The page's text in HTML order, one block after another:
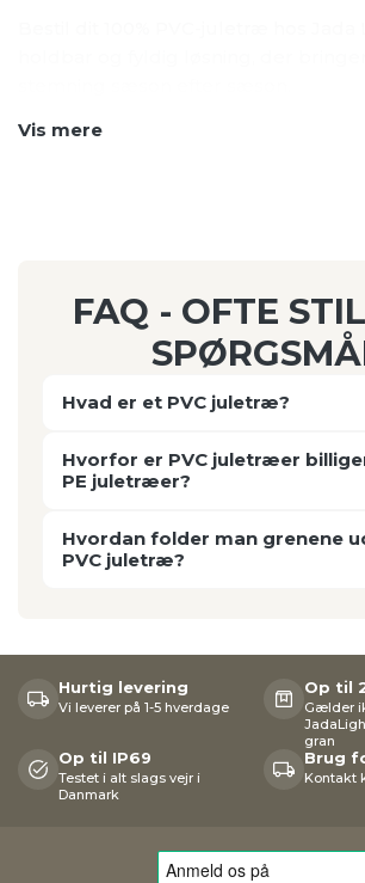
Vis mere
FAQ - OFTE
Hvad er et PVC juletræ?
Hvorfor er PVC juletræer
PE juletræer?
Hvordan folder man grenene
PVC juletræ?
Hurtig levering
Vi leverer på 1-5 hverdage
Op til
Gælder
gran
Op til IP69
Testet i alt slags vejr i
Danmark
Brug
Kontakt